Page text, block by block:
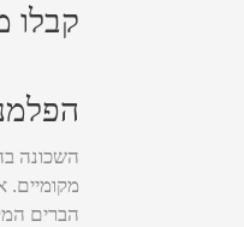
קבלו
השכונה
הברים